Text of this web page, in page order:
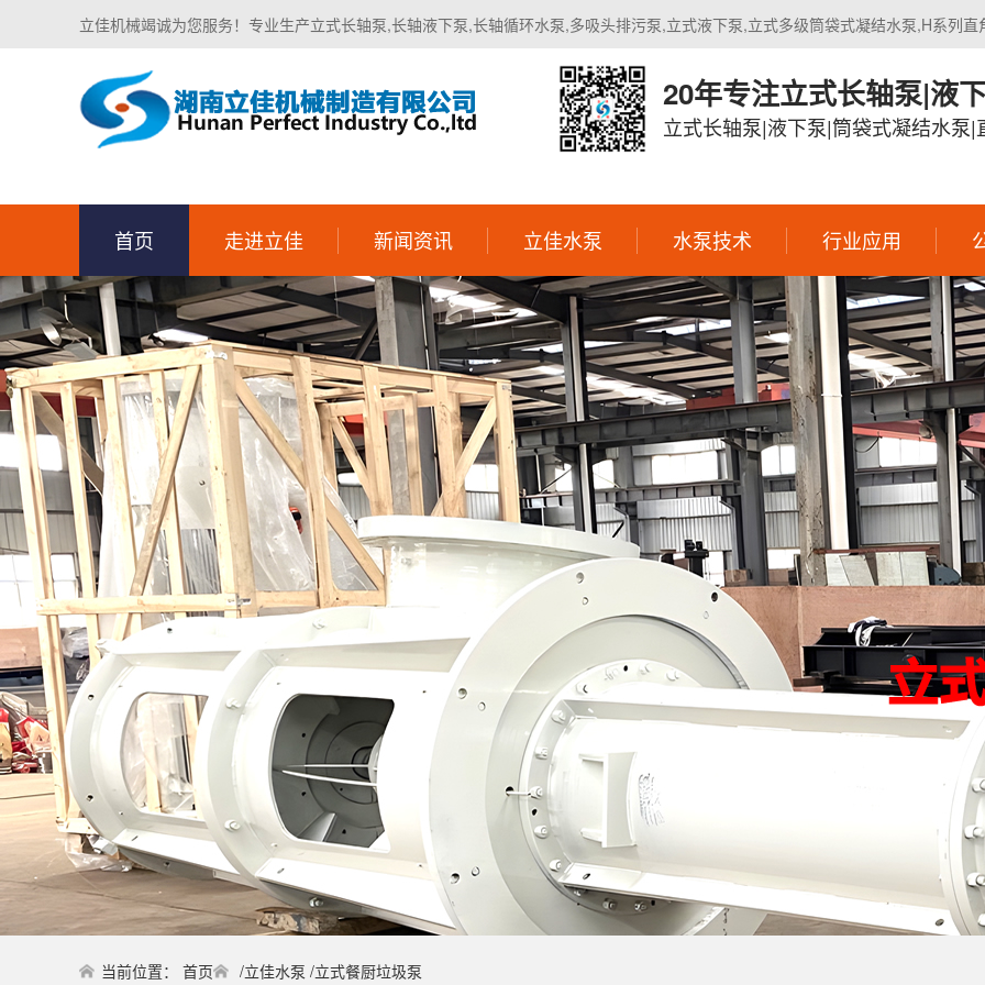
立佳机械竭诚为您服务！专业生产立式长轴泵,长轴液下泵,长轴循环水泵,多吸头排污泵,立式液下泵,立式多级筒袋式凝结水泵,H系列直
20年专注立式长轴泵|液
立式长轴泵|液下泵|筒袋式凝结水泵|
首页 走进立佳 新闻资讯 立佳水泵 水泵技术 行业应用
当前位置： 首页 /立佳水泵 /立式餐厨垃圾泵